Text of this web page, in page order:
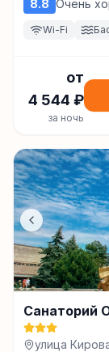
8.8 Очень
Wi-Fi
от
4 544 ₽
за ночь
Санаторий
улица